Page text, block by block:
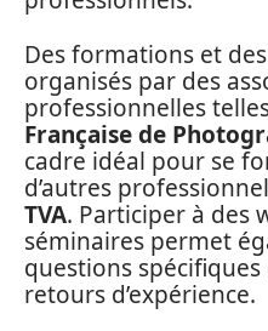
Des formations et
organisés par des
professionnelles
Française de
cadre idéal pour se
d’autres
TVA. Participer à des
séminaires permet
questions
retours d’expérience.